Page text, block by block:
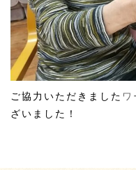
ご協力いただきました
ざいました！